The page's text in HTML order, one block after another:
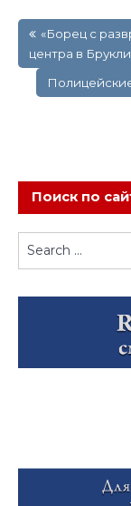
по
записям
«Борец с
центра в
Поиск по
Search
for: